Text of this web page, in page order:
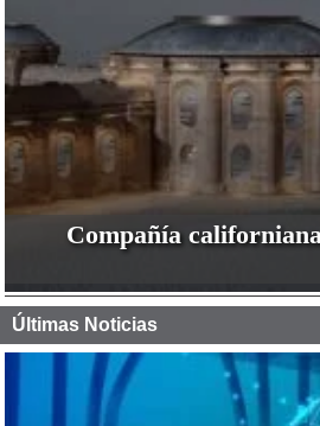
Compañía
Últimas Noticias